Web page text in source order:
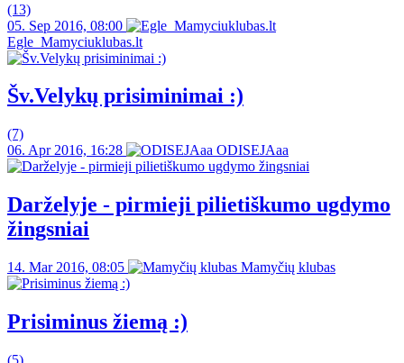
(13)
05. Sep 2016, 08:00
Egle_Mamyciuklubas.lt
Šv.Velykų prisiminimai :)
(7)
06. Apr 2016, 16:28
ODISEJAaa
Darželyje - pirmieji pilietiškumo ugdymo
žingsniai
14. Mar 2016, 08:05 Mamyčių klubas
Prisiminus žiemą :)
(5)